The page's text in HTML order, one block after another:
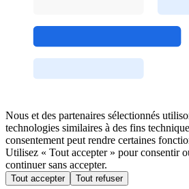
Nous et des partenaires sélectionnés
technologies similaires à des fins
consentement peut rendre certaines
Utilisez « Tout accepter » pour consentir
continuer sans accepter.
Tout accepter Tout refuser